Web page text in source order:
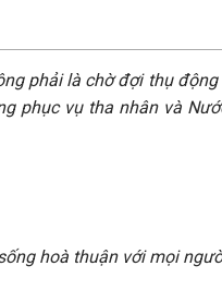
phải là chờ đợi thụ
phục vụ tha nhân và
hoà thuận với mọi